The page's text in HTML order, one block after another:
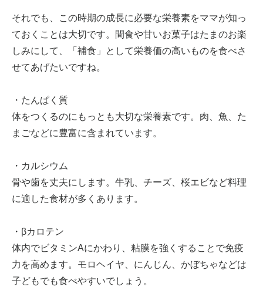
それでも、この時期の成長に必要な栄養素をママが知っ
ておくことは大切です。間食や甘いお菓子はたまのお楽
しみにして、「補食」として栄養価の高いものを食べさ
せてあげたいですね。
・たんぱく質
体をつくるのにもっとも大切な栄養素です。肉、魚、た
まごなどに豊富に含まれています。
・カルシウム
骨や歯を丈夫にします。牛乳、チーズ、桜エビなど料理
に適した食材が多くあります。
・βカロテン
体内でビタミンAにかわり、粘膜を強くすることで免疫
力を高めます。モロヘイヤ、にんじん、かぼちゃなどは
子どもでも食べやすいでしょう。